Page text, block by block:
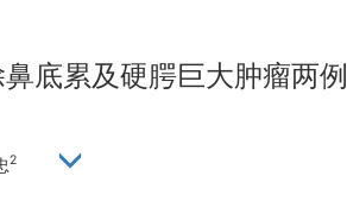
底累及硬腭巨大肿瘤两例
2